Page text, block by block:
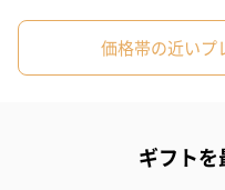
紅茶・コーヒー・スイーツ
への＋αにおすすめです。
価格帯の近いプ
ギフトを